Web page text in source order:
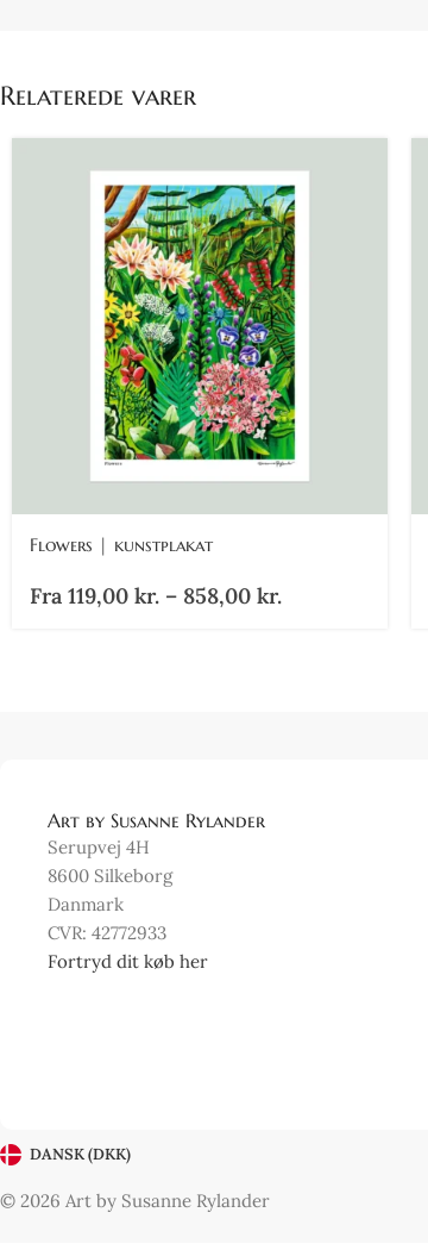
Relaterede varer
Flowers | kunstplakat
Fra 119,00 kr. – 858,00 kr.
Art by Susanne Rylander
Serupvej 4H
8600 Silkeborg
Danmark
CVR: 42772933
Fortryd dit køb her
DANSK (DKK)
© 2026 Art by Susanne Rylander